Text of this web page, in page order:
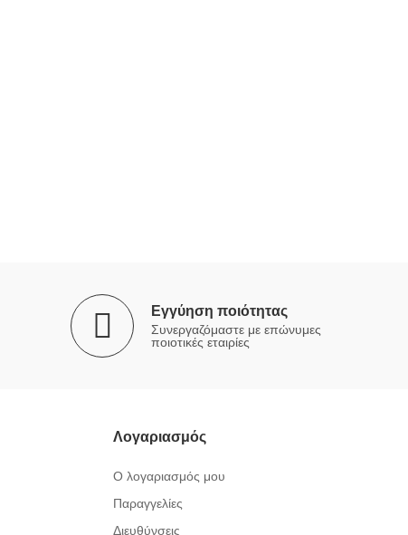
Εγγύηση ποιότητας
Συνεργαζόμαστε με επώνυμες
ποιοτικές εταιρίες
Λογαριασμός
Ο λογαριασμός μου
Παραγγελίες
Διευθύνσεις